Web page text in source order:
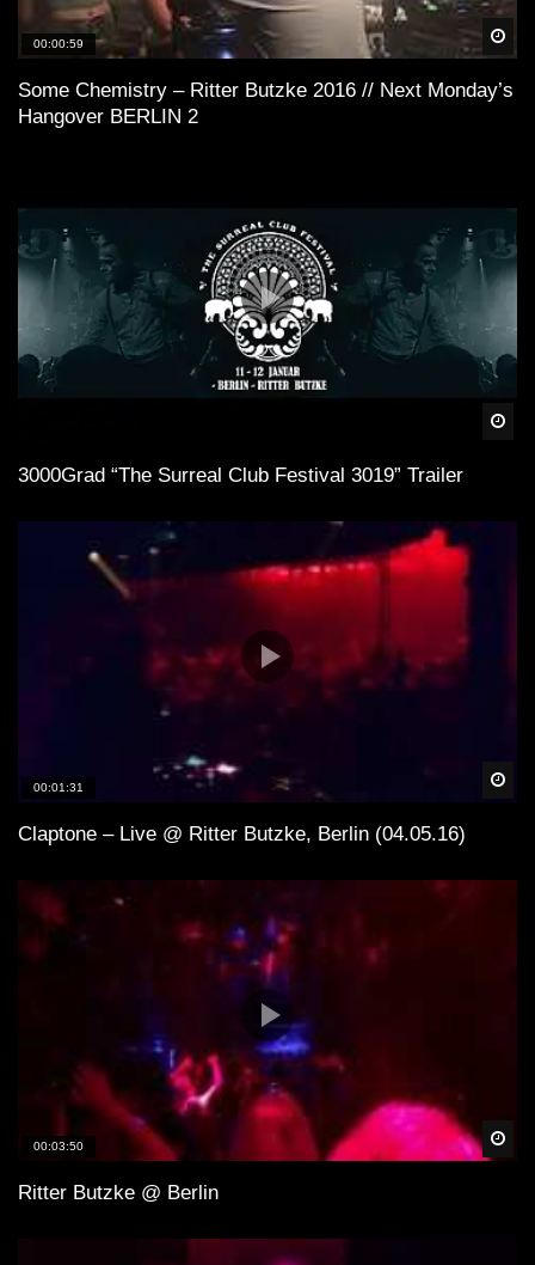
00:00:59
Some Chemistry – Ritter Butzke 2016 // Next Monday’s
Hangover BERLIN 2
3000Grad “The Surreal Club Festival 3019” Trailer
00:01:31
Claptone – Live @ Ritter Butzke, Berlin (04.05.16)
00:03:50
Ritter Butzke @ Berlin